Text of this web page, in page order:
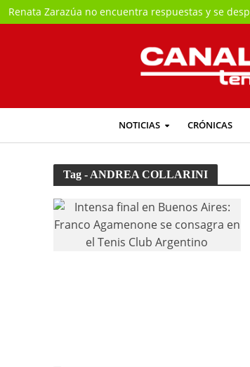
NOTICIAS CRÓNICAS
Tag - ANDREA COLLARINI